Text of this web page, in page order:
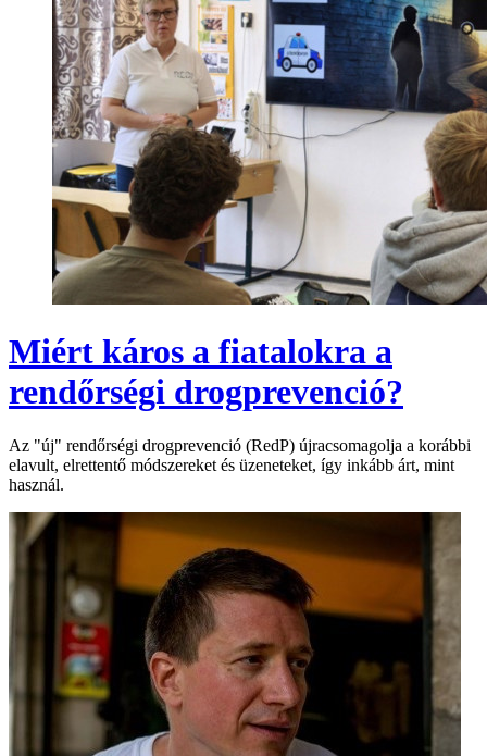
Miért káros a fiatalokra a
rendőrségi drogprevenció?
Az "új" rendőrségi drogprevenció (RedP) újracsomagolja a korábbi
elavult, elrettentő módszereket és üzeneteket, így inkább árt, mint
használ.